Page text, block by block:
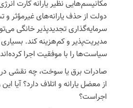
مکانیسم‌هایی نظیر یارانه کارت
دولت از حذفیارانه‌هایغیرمؤثرو
سرمایه‌گذاریتجدیدپذیرخانگی
مدیریت‌پذیر و کم‌هزینه کند.
سیاست‌ها را با موفقیت اجرا
صادرات برق یا سوخت، چه نقشی
ازمعضلیارانه و اتلاف دارد؟ آیا
اجراست؟